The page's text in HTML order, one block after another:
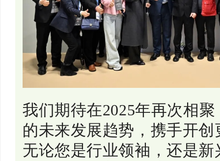
我们期待在2025年再次相
的未来发展趋势，携手开
无论您是行业领袖，还是